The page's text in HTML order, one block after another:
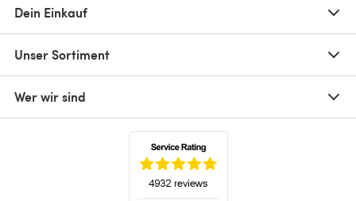
Dein Einkauf
Unser Sortiment
Wer wir sind